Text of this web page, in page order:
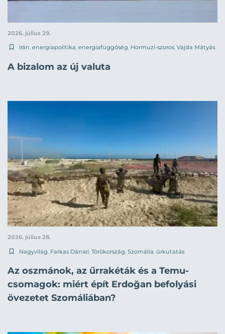
2026. július 29.
Irán, energiapolitika, energiafüggőség, Hormuzi-szoros, Vajda Mátyás
A bizalom az új valuta
2026. július 28.
Nagyvilág Farkas Dániel Törökország Szomália űrkutatás
Az oszmánok, az űrrakéták és a Temu-
csomagok: miért épít Erdoğan befolyási
övezetet Szomáliában?